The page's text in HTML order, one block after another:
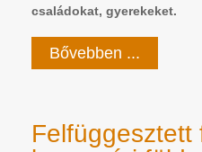
családokat, gyerekeket.
Bővebben ...
Felfüggesztett